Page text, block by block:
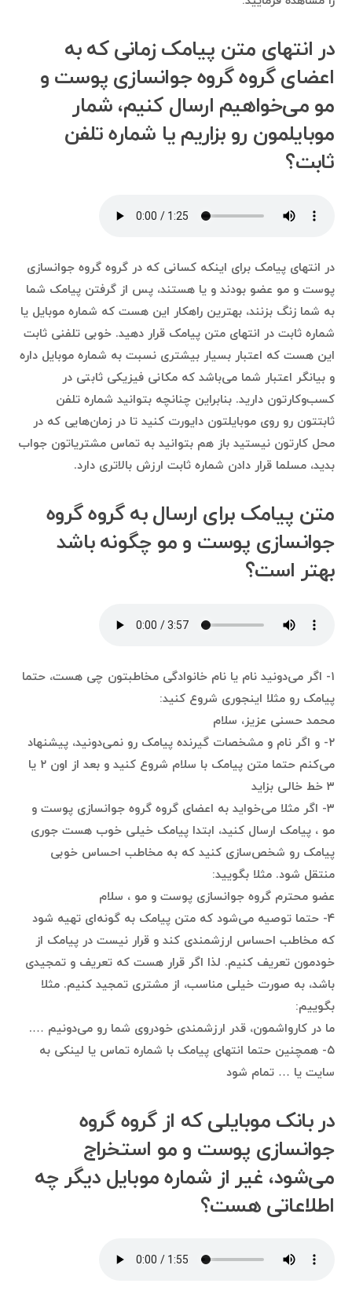
در انتهای متن پیامک زمانی که به
اعضای گروه گروه جوانسازی پوست و
مو می‌خواهیم ارسال کنیم، شمار
موبایلمون رو بزاریم یا شماره تلفن
ثابت؟
در انتهای پیامک برای اینکه کسانی که در گروه گروه جوانسازی
پوست و مو عضو بودند و یا هستند، پس از گرفتن پیامک شما
به شما زنگ بزنند، بهترین راهکار این هست که شماره موبایل یا
شماره ثابت در انتهای متن پیامک قرار دهید. خوبی تلفنی ثابت
این هست که اعتبار بسیار بیشتری نسبت به شماره موبایل داره
و بیانگر اعتبار شما می‌باشد که مکانی فیزیکی ثابتی در
کسب‌وکارتون دارید. بنابراین چنانچه بتوانید شماره تلفن
ثابتتون رو روی موبایلتون دایورت کنید تا در زمان‌هایی که در
محل کارتون نیستید باز هم بتوانید به تماس مشتریاتون جواب
بدید، مسلما قرار دادن شماره ثابت ارزش بالاتری دارد.
متن پیامک برای ارسال به گروه گروه
جوانسازی پوست و مو چگونه باشد
بهتر است؟
۱- اگر می‌دونید نام یا نام خانوادگی مخاطبتون چی هست، حتما
پیامک رو مثلا اینجوری شروع کنید:
محمد حسنی عزیز، سلام
۲- و اگر نام و مشخصات گیرنده پیامک رو نمی‌دونید، پیشنهاد
می‌کنم حتما متن پیامک با سلام شروع کنید و بعد از اون ۲ یا
۳ خط خالی بزاید
۳- اگر مثلا می‌خواید به اعضای گروه گروه جوانسازی پوست و
مو ، پیامک ارسال کنید، ابتدا پیامک خیلی خوب هست جوری
پیامک رو شخص‌سازی کنید که به مخاطب احساس خوبی
منتقل شود. مثلا بگویید:
عضو محترم گروه جوانسازی پوست و مو ، سلام
۴- حتما توصیه می‌شود که متن پیامک به گونه‌ای تهیه شود
که مخاطب احساس ارزشمندی کند و قرار نیست در پیامک از
خودمون تعریف کنیم. لذا اگر قرار هست که تعریف و تمجیدی
باشد، به صورت خیلی مناسب، از مشتری تمجید کنیم. مثلا
بگوییم:
ما در کارواشمون، قدر ارزشمندی خودروی شما رو می‌دونیم ….
۵- همچنین حتما انتهای پیامک با شماره تماس یا لینکی به
سایت یا … تمام شود
در بانک موبایلی که از گروه گروه
جوانسازی پوست و مو استخراج
می‌شود، غیر از شماره موبایل دیگر چه
اطلاعاتی هست؟